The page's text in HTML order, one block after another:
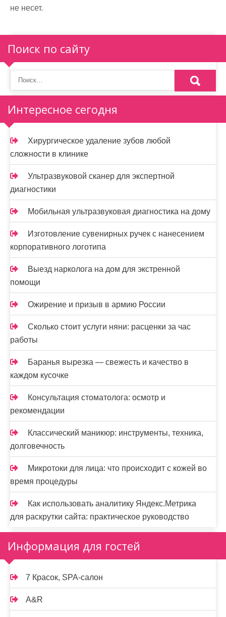
не несет.
Поиск по сайту
Интересное сегодня
Хирургическое удаление зубов любой
сложности в клинике
Ультразвуковой сканер для экспертной
диагностики
Мобильная ультразвуковая диагностика на дому
Изготовление сувенирных ручек с нанесением
корпоративного логотипа
Выезд нарколога на дом для экстренной
помощи
Ожирение и призыв в армию России
Сколько стоит услуги няни: расценки за час
работы
Баранья вырезка — свежесть и качество в
каждом кусочке
Консультация стоматолога: осмотр и
рекомендации
Классический маникюр: инструменты, техника,
долговечность
Микротоки для лица: что происходит с кожей во
время процедуры
Как использовать аналитику Яндекс.Метрика
для раскрутки сайта: практическое руководство
Информация для гостей
7 Красок, SPA-салон
A&R